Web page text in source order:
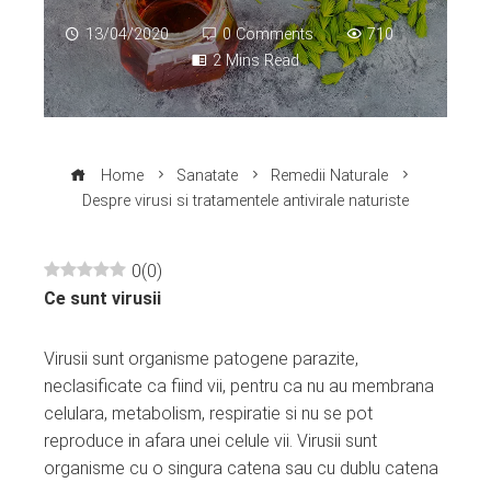
13/04/2020 0 Comments
710
2 Mins Read
Home Sanatate
Remedii Naturale
Despre virusi si tratamentele antivirale naturiste
0(0)
Ce sunt virusii
Virusii sunt organisme patogene parazite,
neclasificate ca fiind vii, pentru ca nu au membrana
celulara, metabolism, respiratie si nu se pot
reproduce in afara unei celule vii. Virusii sunt
organisme cu o singura catena sau cu dublu catena